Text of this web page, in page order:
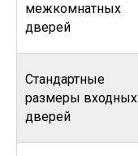
межкомнатных
дверей
Стандартные
размеры входных
дверей